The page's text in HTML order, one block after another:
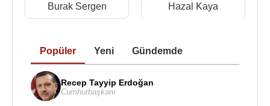
Burak Sergen Hazal Kaya
Popüler Yeni Gündemde
Recep Tayyip Erdoğan
Cumhurbaşkanı